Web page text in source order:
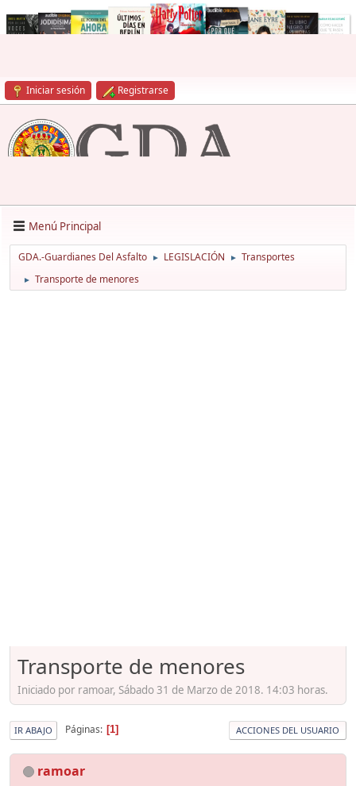
Iniciar sesión Registrarse
Menú Principal
GDA.-Guardianes Del Asfalto ► LEGISLACIÓN ► Transportes
► Transporte de menores
Transporte de menores
Iniciado por ramoar, Sábado 31 de Marzo de 2018. 14:03 horas.
IR ABAJO Páginas 1 ACCIONES DEL USUARIO
ramoar